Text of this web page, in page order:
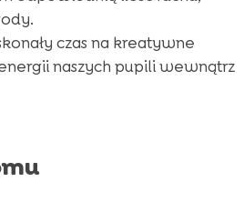
czas na kreatywne
naszych pupili wewnątrz